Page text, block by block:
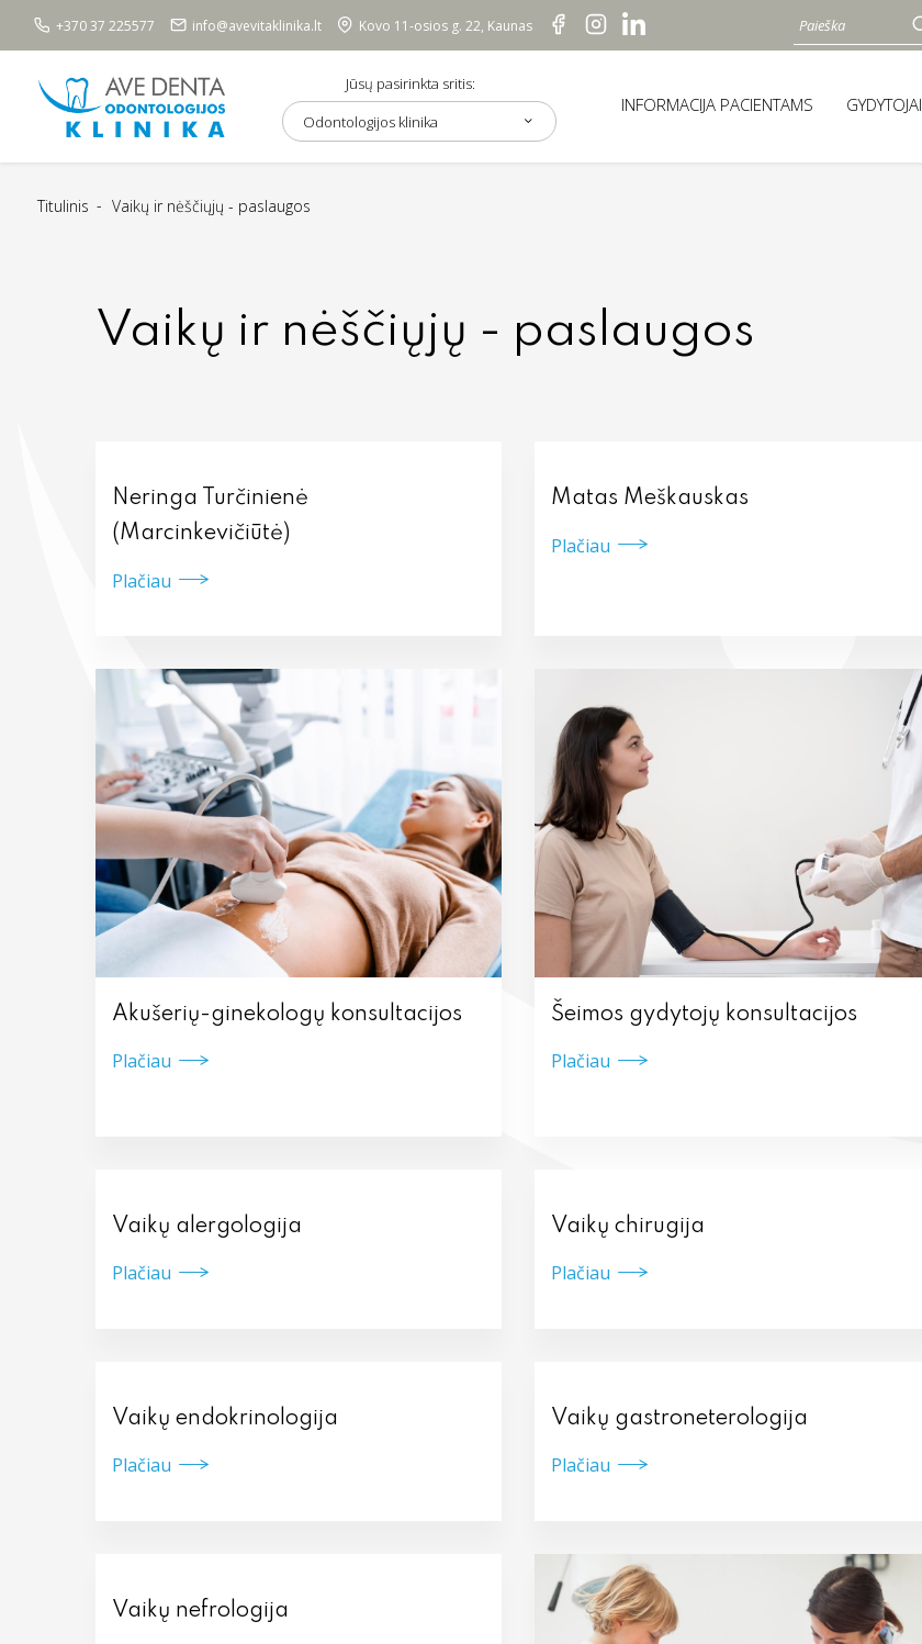
+370 37 225577 info@avevitaklinika.lt Kovo 11-osios g. 22, Kaunas
Jūsų pasirinkta sritis:
Odontologijos klinika
INFORMACIJA PACIENTAMS GYDYTOJAI
Titulinis Vaikų ir nėščiųjų - paslaugos
Vaikų ir nėščiųjų - paslaugos
Neringa Turčinienė
(Marcinkevičiūtė)
Plačiau
Matas Meškauskas
Plačiau
Akušerių-ginekologų konsultacijos
Plačiau
Šeimos gydytojų konsultacijos
Plačiau
Vaikų alergologija
Plačiau
Vaikų chirugija
Plačiau
Vaikų endokrinologija
Plačiau
Vaikų gastroneterologija
Plačiau
Vaikų nefrologija